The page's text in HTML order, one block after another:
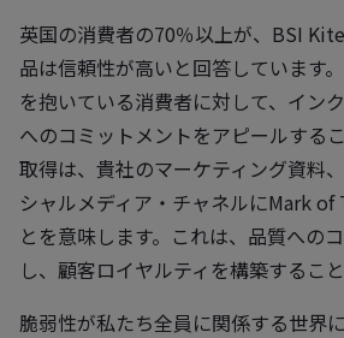
英国の消費者の70％以上が、BSI
品は信頼性が高いと回答しています
を抱いている消費者に対して、イン
へのコミットメントをアピールする
取得は、貴社のマーケティング資料
シャルメディア・チャネルにMark of
とを意味します。これは、品質への
し、顧客ロイヤルティを構築するこ
脆弱性が私たち全員に関係する世界